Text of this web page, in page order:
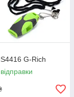
G-Rich